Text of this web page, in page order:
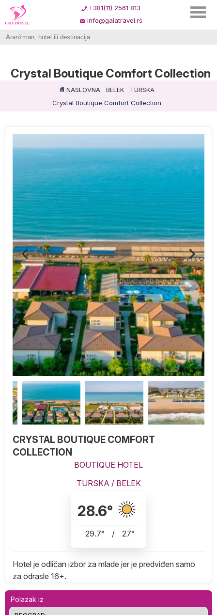
+381(11) 2561 813
info@gaiatravel.rs
Crystal Boutique Comfort Collection
NASLOVNA BELEK
TURSKA
Crystal Boutique Comfort Collection
CRYSTAL BOUTIQUE COMFORT
COLLECTION
BOUTIQUE HOTEL
TURSKA / BELEK
28.6°
29.7° / 27°
Hotel je odličan izbor za mlade jer je predviđen samo
za odrasle 16+.
Polazak iz